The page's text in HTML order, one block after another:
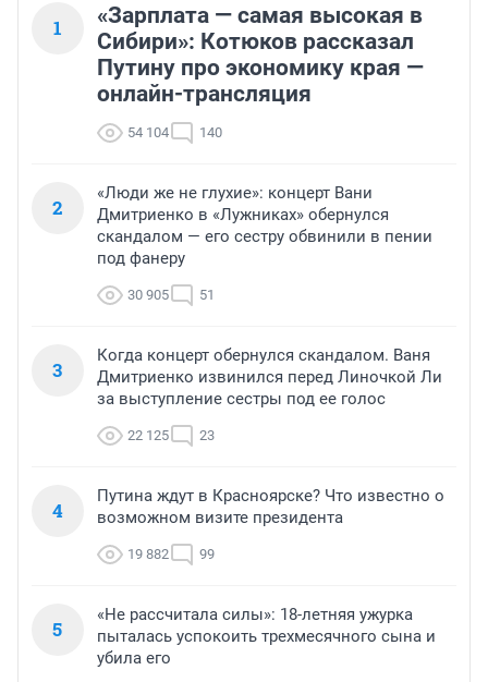
1
«Зарплата — самая высокая в
Сибири»: Котюков рассказал
Путину про экономику края —
онлайн-трансляция
54 104 140
2
«Люди же не глухие»: концерт Вани
Дмитриенко в «Лужниках» обернулся
скандалом — его сестру обвинили в пении
под фанеру
30 905 51
3
Когда концерт обернулся скандалом. Ваня
Дмитриенко извинился перед Линочкой Ли
за выступление сестры под ее голос
22 125 23
4
Путина ждут в Красноярске? Что известно о
возможном визите президента
19 882 99
5
«Не рассчитала силы»: 18-летняя ужурка
пыталась успокоить трехмесячного сына и
убила его